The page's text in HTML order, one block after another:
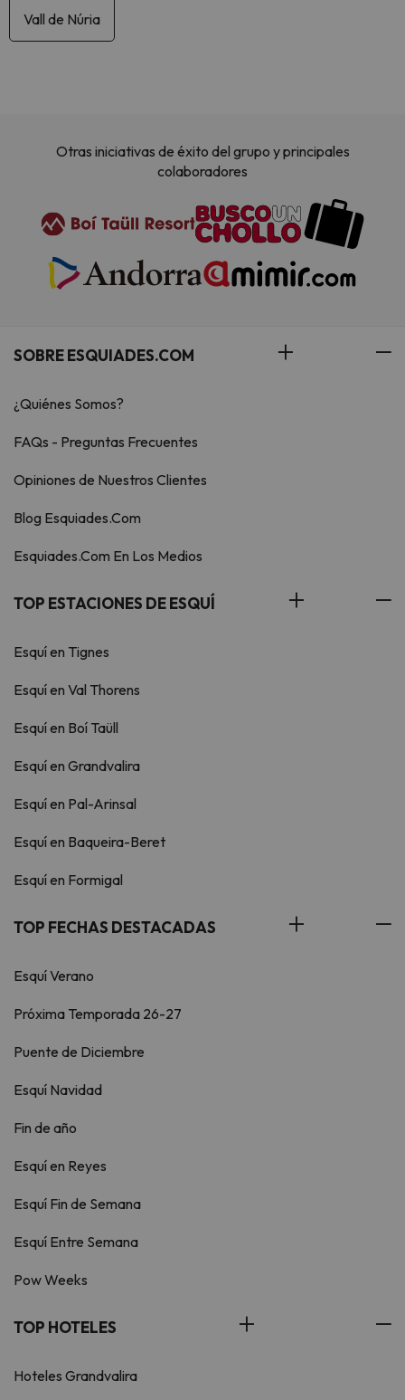
Vall de Núria
Otras iniciativas de éxito del grupo y principales
colaboradores
SOBRE ESQUIADES.COM
¿Quiénes Somos?
FAQs - Preguntas Frecuentes
Opiniones de Nuestros Clientes
Blog Esquiades.Com
Esquiades.Com En Los Medios
TOP ESTACIONES DE ESQUÍ
Esquí en Tignes
Esquí en Val Thorens
Esquí en Boí Taüll
Esquí en Grandvalira
Esquí en Pal-Arinsal
Esquí en Baqueira-Beret
Esquí en Formigal
TOP FECHAS DESTACADAS
Esquí Verano
Próxima Temporada 26-27
Puente de Diciembre
Esquí Navidad
Fin de año
Esquí en Reyes
Esquí Fin de Semana
Esquí Entre Semana
Pow Weeks
TOP HOTELES
Hoteles Grandvalira